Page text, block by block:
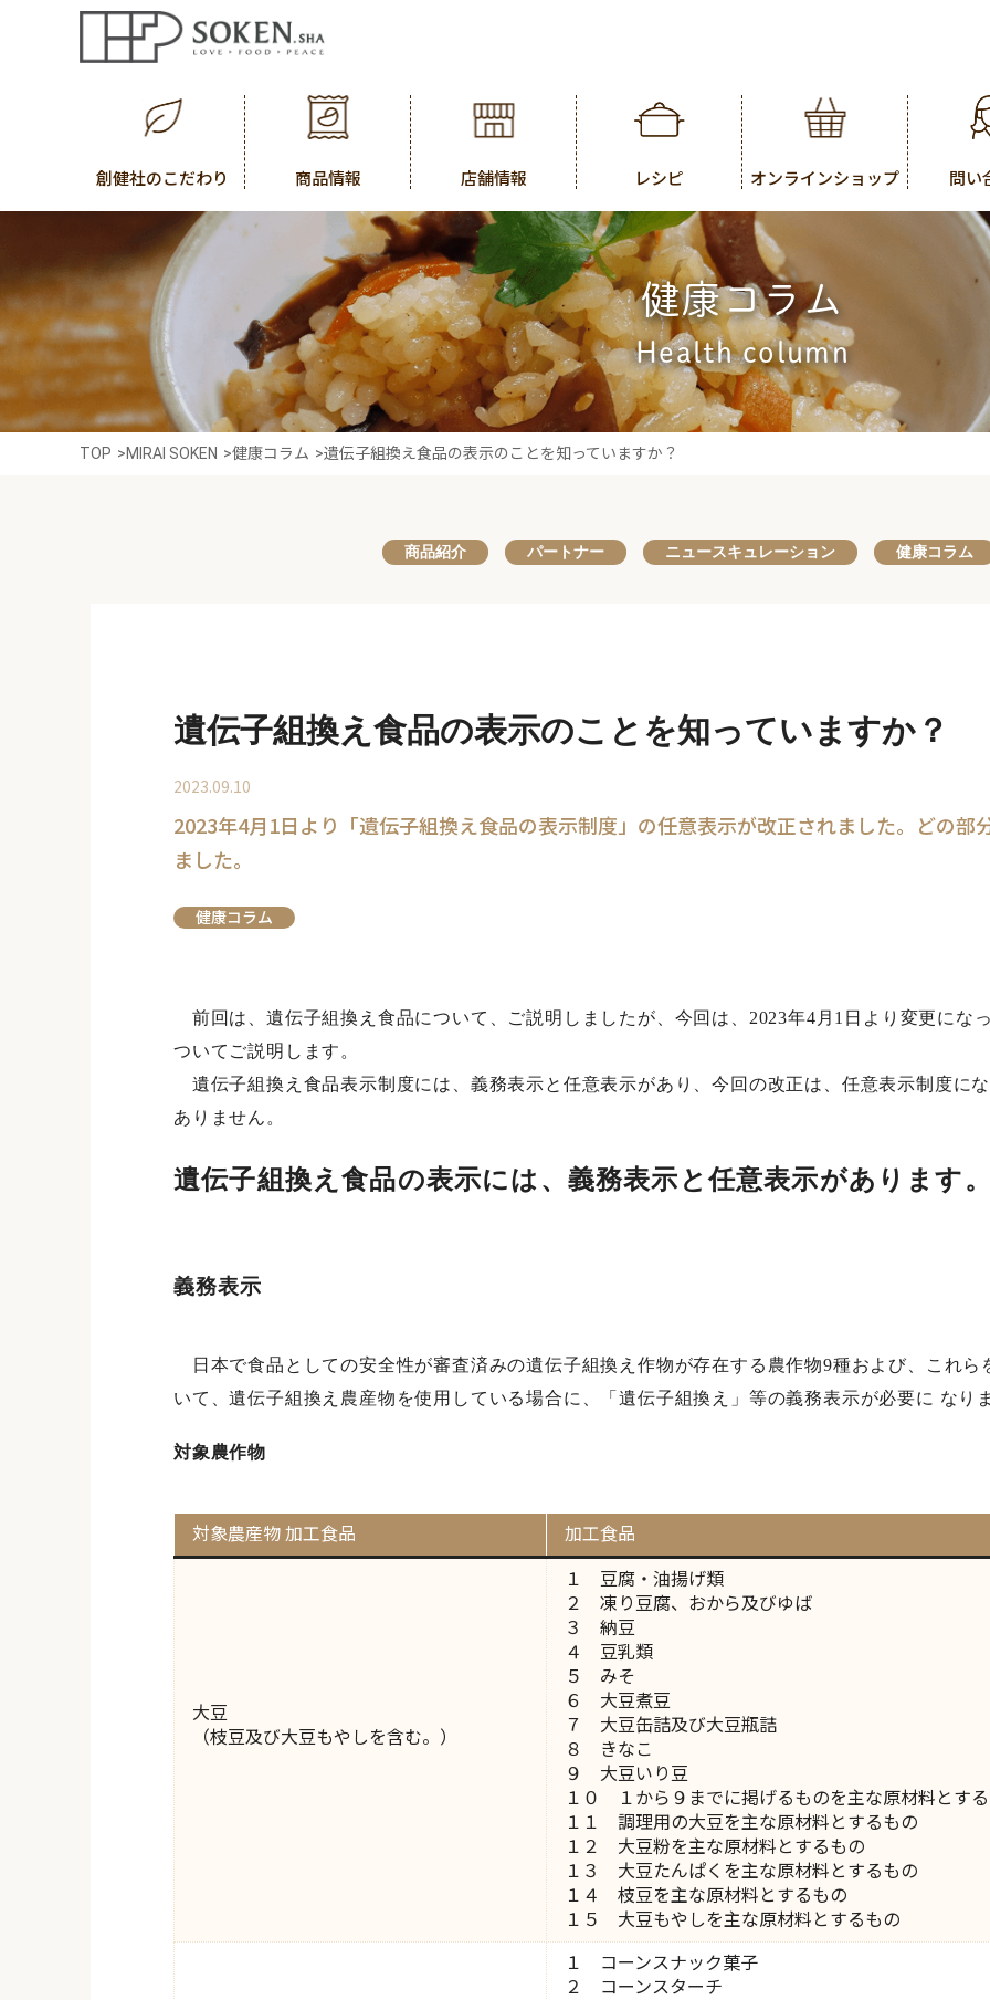
創健社のこだわり 商品情報 店舗情報 レシピ オンラインショップ 問い
健康コラム
Health column
TOP >MIRAI SOKEN >健康コラム >遺伝子組換え食品の表示のことを知っていますか？
商品紹介 パートナー ニュースキュレーション 健康コラム
遺伝子組換え食品の表示のことを知っていますか？
2023.09.10
2023年4月1日より「遺伝子組換え食品の表示制度」の任意表示が改正されました。どの部
ました。
健康コラム
前回は、遺伝子組換え食品について、ご説明しましたが、今回は、2023年4月1日より変更にな
ついてご説明します。
遺伝子組換え食品表示制度には、義務表示と任意表示があり、今回の改正は、任意表示制度に
ありません。
遺伝子組換え食品の表示には、義務表示と任意表示があります
義務表示
日本で食品としての安全性が審査済みの遺伝子組換え作物が存在する農作物9種および、これら
いて、遺伝子組換え農産物を使用している場合に、「遺伝子組換え」等の義務表示が必要に なり
対象農作物
対象農産物 加工食品 加工食品
大豆
（枝豆及び大豆もやしを含む。）
１ 豆腐・油揚げ類
２ 凍り豆腐、おから及びゆば
３ 納豆
４ 豆乳類
５ みそ
６ 大豆煮豆
７ 大豆缶詰及び大豆瓶詰
８ きなこ
９ 大豆いり豆
１０ １から９までに掲げるものを主な原材料とす
１１ 調理用の大豆を主な原材料とするもの
１２ 大豆粉を主な原材料とするもの
１３ 大豆たんぱくを主な原材料とするもの
１４ 枝豆を主な原材料とするもの
１５ 大豆もやしを主な原材料とするもの
１ コーンスナック菓子
２ コーンスターチ